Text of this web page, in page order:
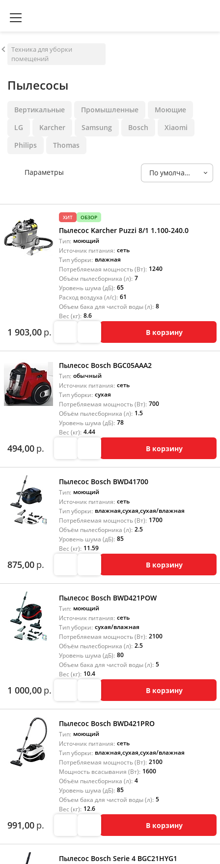
Техника для уборки
помещений
Пылесосы
Вертикальные Промышленные
Моющие
LG
Karcher Samsung Bosch
Xiaomi
Philips
Thomas
Параметры По умолчанию
ХИТ ОБЗОР
Пылесос Karcher Puzzi 8/1 1.100-240.0
Тип: моющий
Источник питания: сеть
Тип уборки: влажная
Потребляемая мощность (Вт): 1240
Объём пылесборника (л): 7
Уровень шума (дБ): 65
Расход воздуха (л/с): 61
Объем бака для чистой воды (л): 8
Вес (кг): 8.6
1 903,00 р. В корзину
Пылесос Bosch BGC05AAA2
Тип: обычный
Источник питания: сеть
Тип уборки: сухая
Потребляемая мощность (Вт): 700
Объём пылесборника (л): 1.5
Уровень шума (дБ): 78
Вес (кг): 4.44
494,00 р. В корзину
Пылесос Bosch BWD41700
Тип: моющий
Источник питания: сеть
Тип уборки: влажная,сухая,сухая/влажная
Потребляемая мощность (Вт): 1700
Объём пылесборника (л): 2.5
Уровень шума (дБ): 85
Вес (кг): 11.59
875,00 р. В корзину
Пылесос Bosch BWD421POW
Тип: моющий
Источник питания: сеть
Тип уборки: сухая/влажная
Потребляемая мощность (Вт): 2100
Объём пылесборника (л): 2.5
Уровень шума (дБ): 80
Объем бака для чистой воды (л): 5
Вес (кг): 10.4
1 000,00 р. В корзину
Пылесос Bosch BWD421PRO
Тип: моющий
Источник питания: сеть
Тип уборки: влажная,сухая,сухая/влажная
Потребляемая мощность (Вт): 2100
Мощность всасывания (Вт): 1600
Объём пылесборника (л): 4
Уровень шума (дБ): 85
Объем бака для чистой воды (л): 5
Вес (кг): 12.6
991,00 р. В корзину
Пылесос Bosch Serie 4 BGC21HYG1